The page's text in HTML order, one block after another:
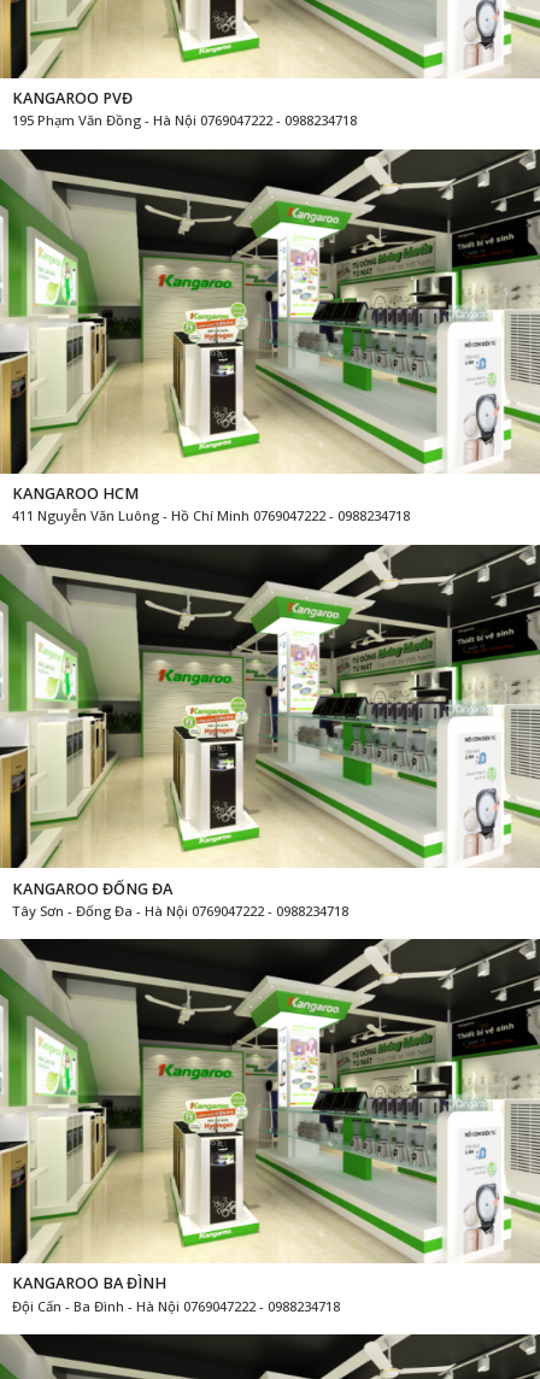
KANGAROO PVĐ
195 Phạm Văn Đồng - Hà Nội 0769047222 - 0988234718
KANGAROO HCM
411 Nguyễn Văn Luông - Hồ Chí Minh 0769047222 - 0988234718
KANGAROO ĐỐNG ĐA
Tây Sơn - Đống Đa - Hà Nội 0769047222 - 0988234718
KANGAROO BA ĐÌNH
Đội Cấn - Ba Đình - Hà Nội 0769047222 - 0988234718